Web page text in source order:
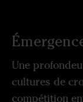
Une
cultures de
compétition